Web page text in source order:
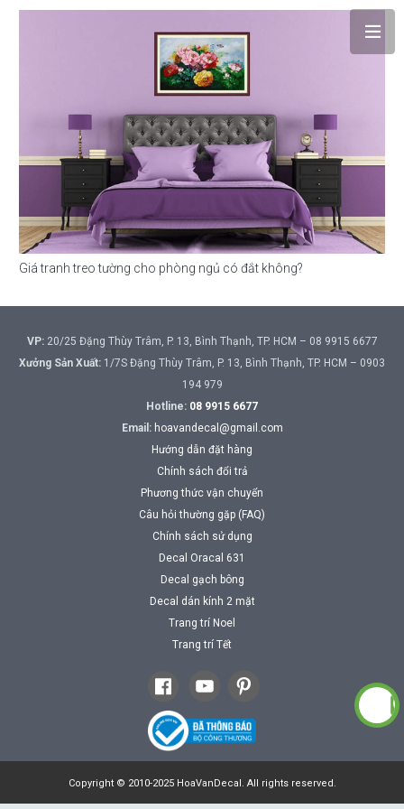
Giá tranh treo tường cho phòng ngủ có đắt không?
VP:20/25 Đặng Thùy Trâm, P. 13, Bình Thạnh, TP. HCM – 08 9915 6677
Xưởng Sản Xuất: 1/7S Đặng Thùy Trâm, P. 13, Bình Thạnh, TP. HCM – 0903
194 979
Hotline: 08 9915 6677
Email: hoavandecal@gmail.com
Hướng dẫn đặt hàng
Chính sách đổi trả
Phương thức vận chuyển
Câu hỏi thường gặp (FAQ)
Chính sách sử dụng
Decal Oracal 631
Decal gạch bông
Decal dán kính 2 mặt
Trang trí Noel
Trang trí Tết
Copyright © 2010-2025 HoaVanDecal. All rights reserved.